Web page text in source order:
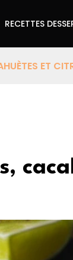
RECETTES
ET